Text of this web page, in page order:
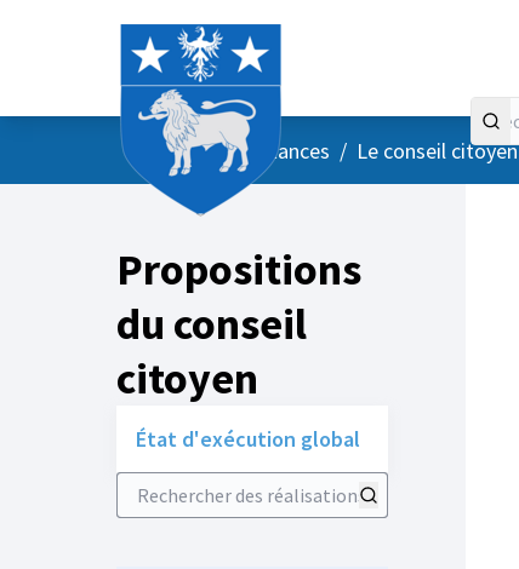
AccueilMenu principal
/ Vos instances / Le conseil citoyen
Propositions
du conseil
citoyen
État d'exécution global
Rechercher des réalisations